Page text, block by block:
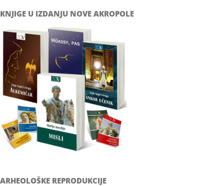
KNJIGE U IZDANJU NOVE AKROPOLE
ARHEOLOŠKE REPRODUKCIJE